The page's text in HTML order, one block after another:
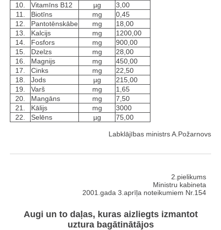
10.
Vitamīns B12 µg
3,00
11.
Biotīns mg
0,45
12.
Pantotēnskābe mg
18,00
13.
Kalcijs mg
1200,00
14.
Fosfors mg
900,00
15.
Dzelzs mg
28,00
16.
Magnijs mg
450,00
17.
Cinks mg
22,50
18.
Jods µg
215,00
19.
Varš mg
1,65
20.
Mangāns mg
7,50
21.
Kālijs mg
3000
22.
Selēns µg 75,00
Labklājības ministrs A.Požarnovs
2.pielikums
Ministru kabineta
2001.gada 3.aprīļa noteikumiem Nr.154
Augi un to daļas, kuras aizliegts izmantot
uztura bagātinātājos